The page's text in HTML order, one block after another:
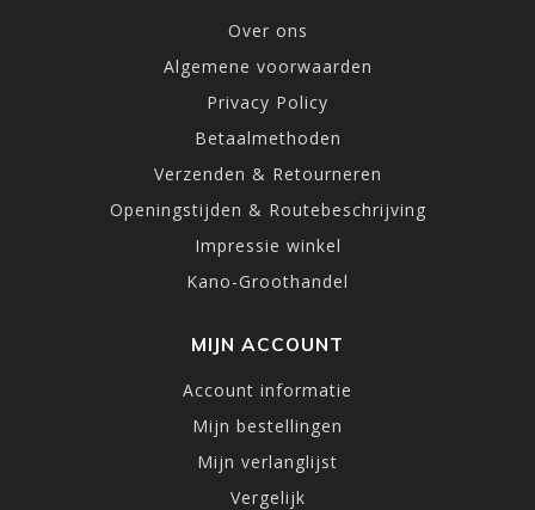
Over ons
Algemene voorwaarden
Privacy Policy
Betaalmethoden
Verzenden & Retourneren
Openingstijden & Routebeschrijving
Impressie winkel
Kano-Groothandel
MIJN ACCOUNT
Account informatie
Mijn bestellingen
Mijn verlanglijst
Vergelijk